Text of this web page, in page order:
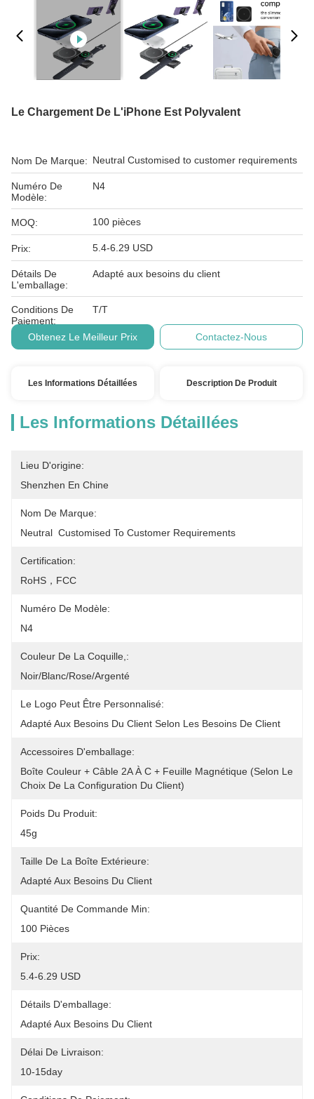
Le Chargement De L'iPhone Est Polyvalent
Nom De Marque: Neutral Customised to customer requirements
Numéro De
Modèle:
N4
MOQ: 100 pièces
Prix: 5.4-6.29 USD
Détails De
L'emballage:
Adapté aux besoins du client
Conditions De
Paiement:
T/T
Obtenez Le Meilleur Prix Contactez-Nous
Les Informations Détaillées Description De Produit
Les Informations Détaillées
Lieu D'origine:
Shenzhen En Chine
Nom De Marque:
Neutral  Customised To Customer Requirements
Certification:
RoHS，FCC
Numéro De Modèle:
N4
Couleur De La Coquille,:
Noir/blanc/rose/argenté
Le Logo Peut Être Personnalisé:
Adapté Aux Besoins Du Client Selon Les Besoins De Client
Accessoires D'emballage:
Boîte Couleur + Câble 2A À C + Feuille Magnétique (selon Le
Choix De La Configuration Du Client)
Poids Du Produit:
45g
Taille De La Boîte Extérieure:
Adapté Aux Besoins Du Client
Quantité De Commande Min:
100 Pièces
Prix:
5.4-6.29 USD
Détails D'emballage:
Adapté Aux Besoins Du Client
Délai De Livraison:
10-15day